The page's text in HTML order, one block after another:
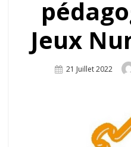
Jeux
Posted
21 Juillet 2022